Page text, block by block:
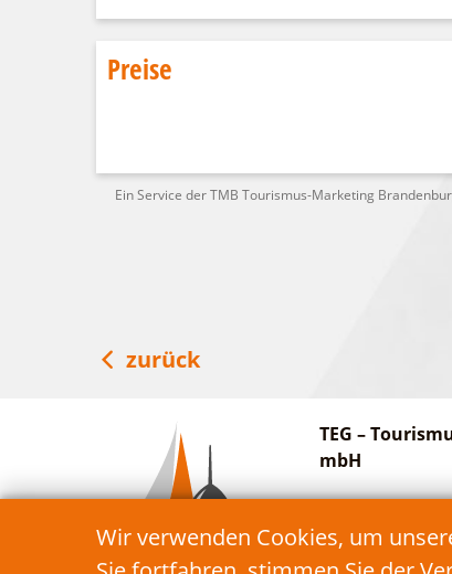
Wir verwenden Cookies, um
Preise
Ein Service der TMB Tourismus-Marketing
zurück
TEG –
mbH
15913